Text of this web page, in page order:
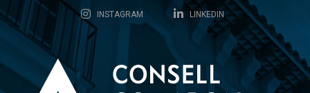
INSTAGRAM LINKEDIN